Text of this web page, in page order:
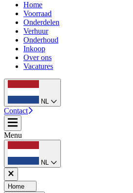
Home
Voorraad
Onderdelen
Verhuur
Onderhoud
Inkoop
Over ons
Vacatures
NL
Contact
Menu
NL
Home